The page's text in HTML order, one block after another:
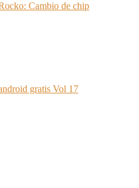
Cambio de chip
gratis Vol 17